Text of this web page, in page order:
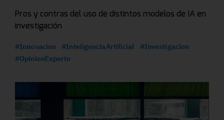
Pros y contras del uso de distintos modelos de IA en
investigación
#Innovacion #InteligenciaArtificial
#Investigacion
#OpinionExperto